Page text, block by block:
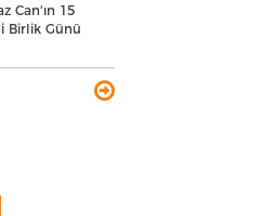
Can'ın 15
Birlik Günü